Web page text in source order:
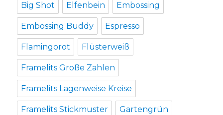
Big Shot Elfenbein Embossing
Embossing Buddy Espresso
Flamingorot Flüsterweiß
Framelits Große Zahlen
Framelits Lagenweise Kreise
Framelits Stickmuster Gartengrün